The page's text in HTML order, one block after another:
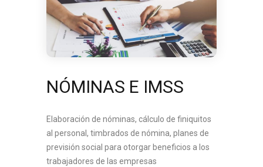
NÓMINAS E IMSS
Elaboración de nóminas, cálculo de finiquitos
al personal, timbrados de nómina, planes de
previsión social para otorgar beneficios a los
trabajadores de las empresas